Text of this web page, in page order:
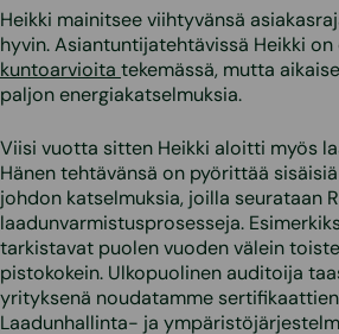
Heikki mainitsee viihtyvänsä
hyvin. Asiantuntijatehtävissä Heikki
kuntoarvioita tekemässä, mutta
paljon energiakatselmuksia.
Viisi vuotta sitten Heikki aloitti myös
Hänen tehtävänsä on pyörittää
johdon katselmuksia, joilla seurataan
laadunvarmistusprosesseja.
tarkistavat puolen vuoden välein
pistokokein. Ulkopuolinen auditoija
yrityksenä noudatamme
Laadunhallinta- ja